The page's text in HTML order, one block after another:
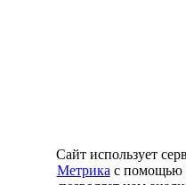
Сайт использует
Метрика с помощью